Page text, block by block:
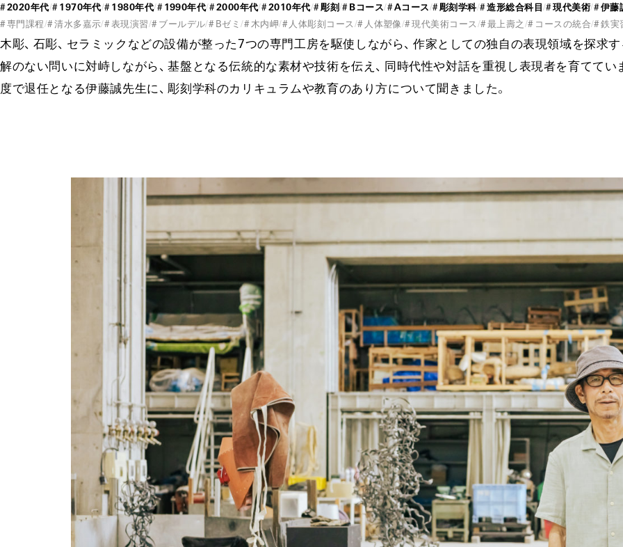
#2020年代 # 1970年代 # 1980年代 # 1990年代 #2000年代 #2010年代 #彫刻 # B コー ス #Aコース #彫刻学科 #造形総合科目 #現代美術 #伊藤
#専門課程 #清水多嘉示 #表現演習 # ブー ルデル # Bゼミ # 木内岬 # 人体彫刻 コー ス # 人体塑像 #現代美術コー ス #最上壽之 # コー スの統合 #鉄実
木彫、​ 石彫、​ セラミックなどの設備が整った7つの専門工房を駆使しなが ら、​ 作家としての独自の表現領域を探求
解のない問いに対峙しながら、​基盤となる伝統的な素材や技術を伝 え、​
同時代性や対話を重視し表現者を育ててい
度で退任となる伊藤誠先生に、​ 彫刻学科のカリキュラムや教育のあり方について聞きまし た。​